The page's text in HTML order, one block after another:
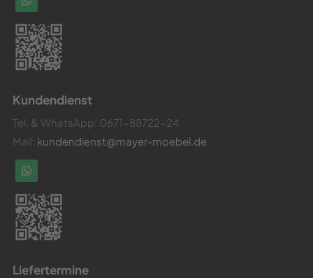
Kundendienst
Tel. & WhatsApp: 0671-88722-24
Mail: kundendienst@mayer-moebel.de
Liefertermine